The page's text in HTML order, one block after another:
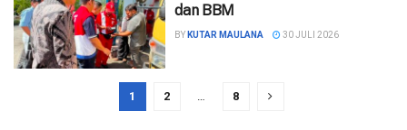
dan BBM
BY KUTAR MAULANA 30 JULI 2026
1 2 … 8